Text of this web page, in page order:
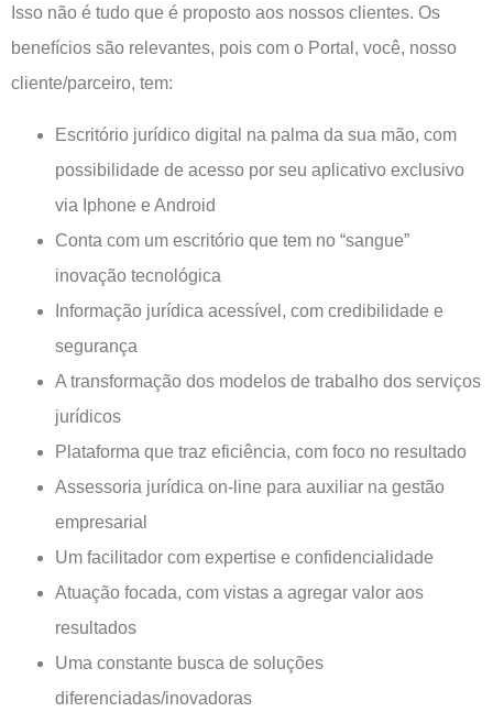
Isso não é tudo que é proposto aos nossos clientes. Os
benefícios são relevantes, pois com o Portal, você, nosso
cliente/parceiro, tem:
Escritório jurídico digital na palma da sua mão, com
possibilidade de acesso por seu aplicativo exclusivo
via Iphone e Android
Conta com um escritório que tem no “sangue”
inovação tecnológica
Informação jurídica acessível, com credibilidade e
segurança
A transformação dos modelos de trabalho dos serviços
jurídicos
Plataforma que traz eficiência, com foco no resultado
Assessoria jurídica on-line para auxiliar na gestão
empresarial
Um facilitador com expertise e confidencialidade
Atuação focada, com vistas a agregar valor aos
resultados
Uma constante busca de soluções
diferenciadas/inovadoras